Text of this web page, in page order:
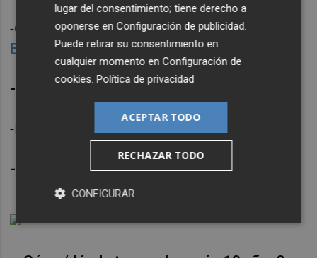
-Cuando me pilló la policíaen la plaza de
Bolseríapegando un alien.
-A qué artista le dedicarías una calle:
-Maurizio Cattelan.
-¿Cuáles son tus emojis más utilizados?
lugar del consentimiento; tiene derecho a
oponerse enConfiguración de publicidad
Puede retirar su consentimiento en
cualquier momento enConfiguración de
cookies .Política de privacidad
ACEPTAR TODO
RECHAZAR TODO
CONFIGURAR